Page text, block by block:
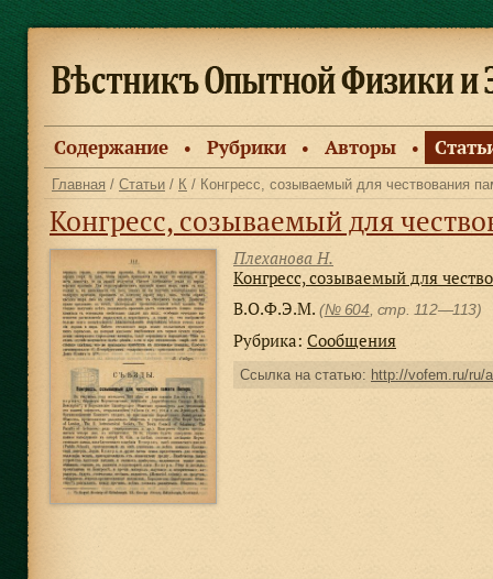
Содержание ● Рубрики ● Авторы ●
Главная / Статьи / К / Конгресс, созываемый для чествования
Конгресс, созываемый для
Плеханова Н.
Конгресс, созываемый для
В.О.Ф.Э.М. (№ 604 , стр. 112—113)
Рубрика: Сообщения
Ссылка на статью: http://vofem.ru/ru/